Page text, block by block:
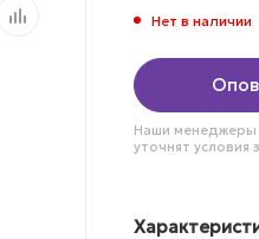
Нет в наличии
Наши менеджеры
уточнят условия